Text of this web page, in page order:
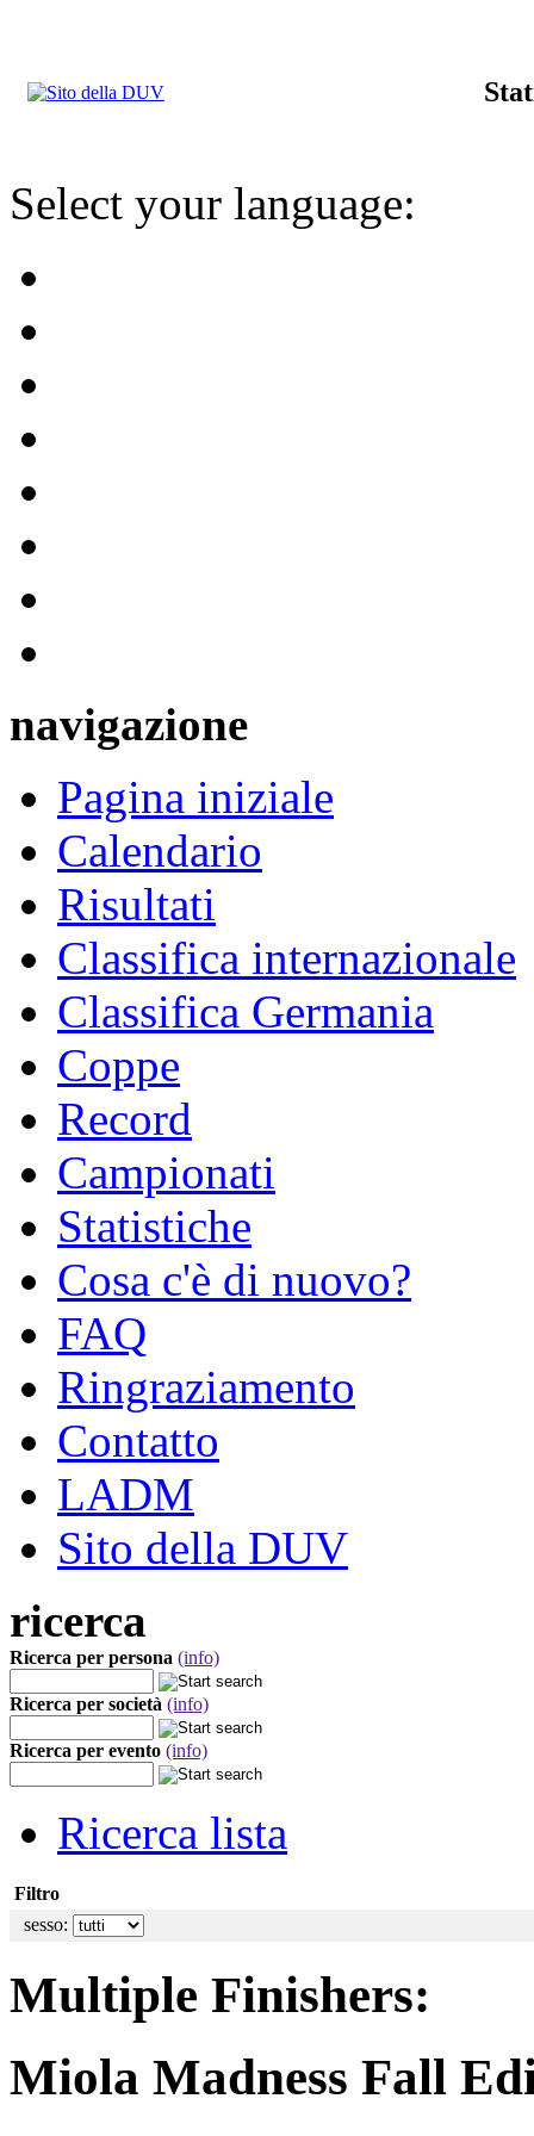
Select your language:
navigazione
Pagina iniziale
Calendario
Risultati
Classifica internazionale
Classifica Germania
Coppe
Record
Campionati
Statistiche
Cosa c'è di nuovo?
FAQ
Ringraziamento
Contatto
LADM
Sito della DUV
ricerca
Ricerca per persona (info)
Ricerca per società (info)
Ricerca per evento (info)
Ricerca lista
Filtro
sesso:
Multiple Finishers:
Miola Madness Fall